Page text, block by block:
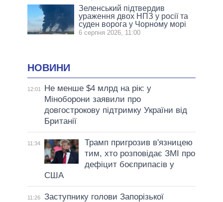
Зеленський підтвердив
ураження двох НПЗ у росії та
суден ворога у Чорному морі
6 серпня 2026, 11:00
НОВИНИ
12:01
Не менше $4 млрд на рік: у
Міноборони заявили про
довгострокову підтримку України від
Британії
11:34
Трамп пригрозив в'язницею
тим, хто розповідає ЗМІ про
дефіцит боєприпасів у
США
11:26
Заступнику голови Запорізької